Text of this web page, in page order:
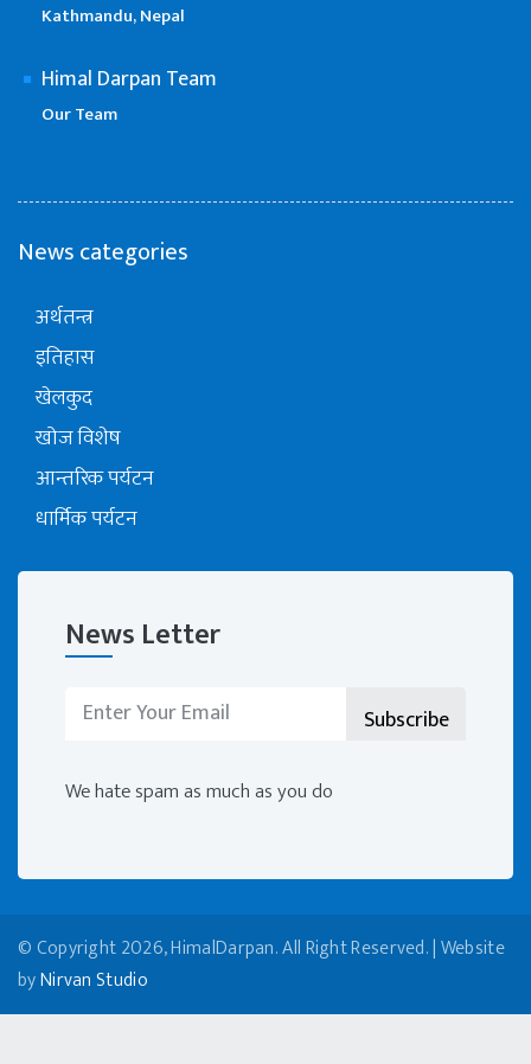
Kathmandu, Nepal
Himal Darpan Team
Our Team
News categories
अर्थतन्त्र
इतिहास
खेलकुद
खोज विशेष
आन्तरिक पर्यटन
धार्मिक पर्यटन
News Letter
We hate spam as much as you do
© Copyright 2026, HimalDarpan. All Right Reserved. | Website
byNirvan Studio